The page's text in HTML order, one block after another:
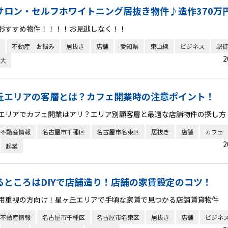
ロン・セルフホワイトニング居抜き物件♪造作370万
すすめ物件！！！！お見逃しなく！！
不動産 お悩み 居抜き 店舗 愛知県 東山線 ビジネス
駅
エリアの客層とは？カフェ開業時の注意ポイント！
リアでカフェ開業はアリ？エリア別顧客層と最適な店舗物件の探し方
動産情報 名古屋市千種区 名古屋市名東区 居抜き 店舗
カフェ
起業
ところはDIYで店舗造り！店舗の家賃設定のコツ！
重視の方向け！星ヶ丘エリアで手頃な家賃で見つかる店舗賃貸物件
動産情報 名古屋市千種区 名古屋市名東区 居抜き 店舗
ビジネ